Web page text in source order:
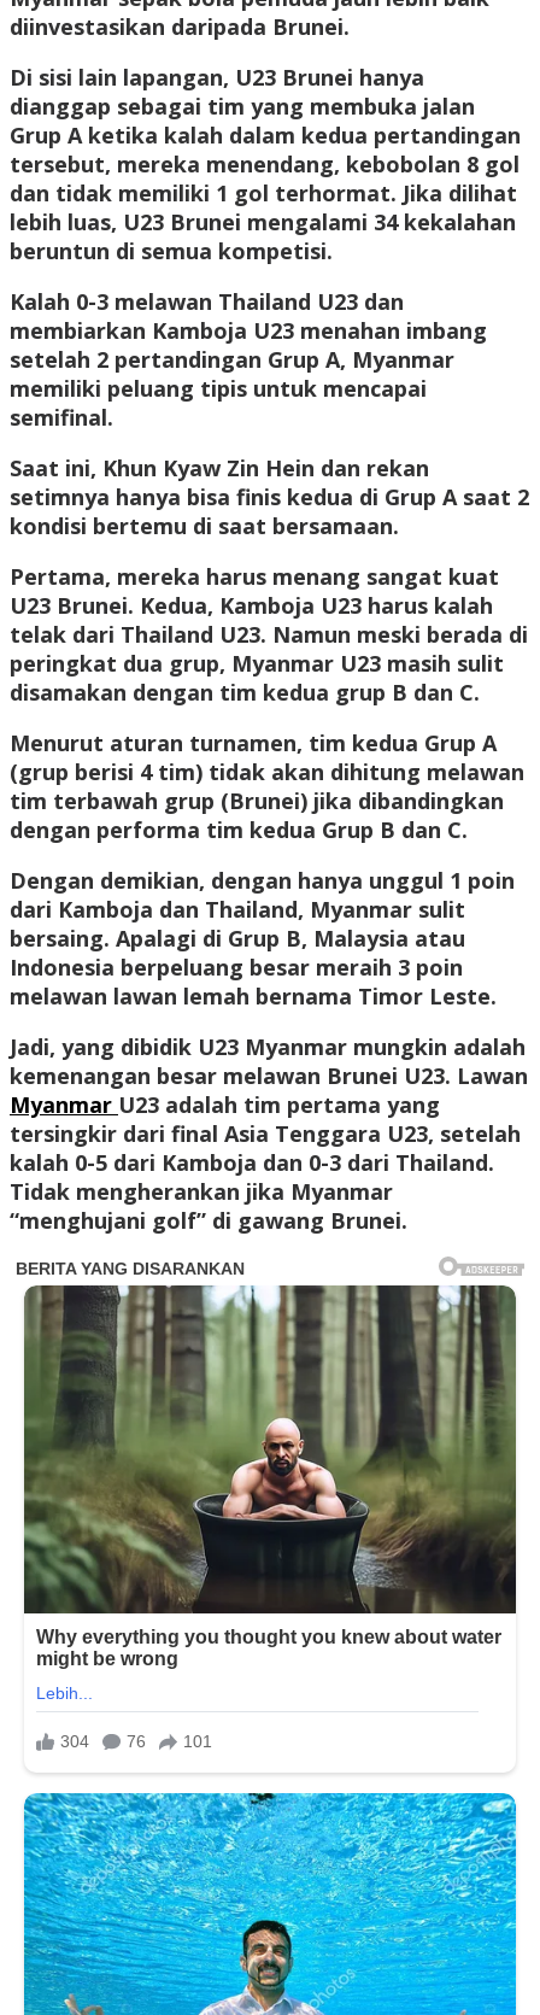
diinvestasikan daripada Brunei.
Di sisi lain lapangan, U23 Brunei hanya
dianggap sebagai tim yang membuka jalan
Grup A ketika kalah dalam kedua pertandingan
tersebut, mereka menendang, kebobolan 8 gol
dan tidak memiliki 1 gol terhormat. Jika dilihat
lebih luas, U23 Brunei mengalami 34 kekalahan
beruntun di semua kompetisi.
Kalah 0-3 melawan Thailand U23 dan
membiarkan Kamboja U23 menahan imbang
setelah 2 pertandingan Grup A, Myanmar
memiliki peluang tipis untuk mencapai
semifinal.
Saat ini, Khun Kyaw Zin Hein dan rekan
setimnya hanya bisa finis kedua di Grup A saat 2
kondisi bertemu di saat bersamaan.
Pertama, mereka harus menang sangat kuat
U23 Brunei. Kedua, Kamboja U23 harus kalah
telak dari Thailand U23. Namun meski berada di
peringkat dua grup, Myanmar U23 masih sulit
disamakan dengan tim kedua grup B dan C.
Menurut aturan turnamen, tim kedua Grup A
(grup berisi 4 tim) tidak akan dihitung melawan
tim terbawah grup (Brunei) jika dibandingkan
dengan performa tim kedua Grup B dan C.
Dengan demikian, dengan hanya unggul 1 poin
dari Kamboja dan Thailand, Myanmar sulit
bersaing. Apalagi di Grup B, Malaysia atau
Indonesia berpeluang besar meraih 3 poin
melawan lawan lemah bernama Timor Leste.
Jadi, yang dibidik U23 Myanmar mungkin adalah
kemenangan besar melawan Brunei U23. Lawan
Myanmar U23 adalah tim pertama yang
tersingkir dari final Asia Tenggara U23, setelah
kalah 0-5 dari Kamboja dan 0-3 dari Thailand.
Tidak mengherankan jika Myanmar
“menghujani golf” di gawang Brunei.